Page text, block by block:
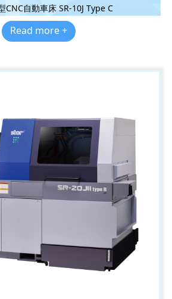
CNC自動車床 SR-10J Type C
Read more +